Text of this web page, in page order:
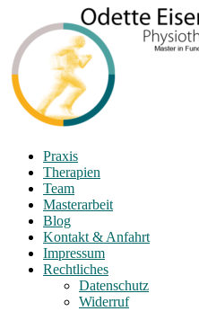
Praxis
Therapien
Team
Masterarbeit
Blog
Kontakt & Anfahrt
Impressum
Rechtliches
Datenschutz
Widerruf